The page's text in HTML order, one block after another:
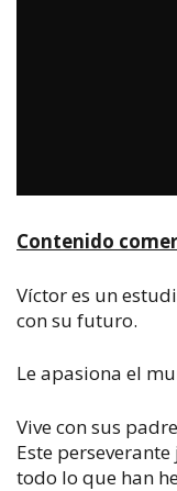
Contenido
Víctor es un
con su futuro.
Le apasiona el
Vive con sus
Este
todo lo que han